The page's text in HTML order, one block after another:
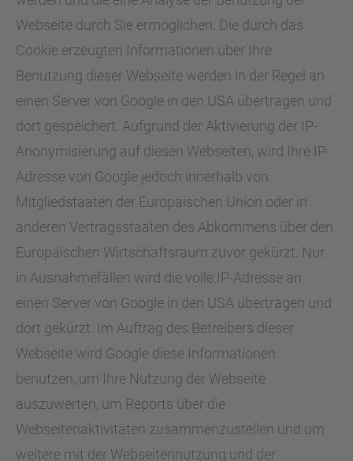
Webseite durch Sie ermöglichen. Die durch das
Cookie erzeugten Informationen über Ihre
Benutzung dieser Webseite werden in der Regel an
einen Server von Google in den USA übertragen und
dort gespeichert. Aufgrund der Aktivierung der IP-
Anonymisierung auf diesen Webseiten, wird Ihre IP-
Adresse von Google jedoch innerhalb von
Mitgliedstaaten der Europäischen Union oder in
anderen Vertragsstaaten des Abkommens über den
Europäischen Wirtschaftsraum zuvor gekürzt. Nur
in Ausnahmefällen wird die volle IP-Adresse an
einen Server von Google in den USA übertragen und
dort gekürzt. Im Auftrag des Betreibers dieser
Webseite wird Google diese Informationen
benutzen, um Ihre Nutzung der Webseite
auszuwerten, um Reports über die
Webseitenaktivitäten zusammenzustellen und um
weitere mit der Webseitennutzung und der